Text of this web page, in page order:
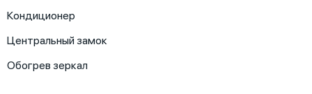
Кондиционер
Центральный замок
Обогрев зеркал